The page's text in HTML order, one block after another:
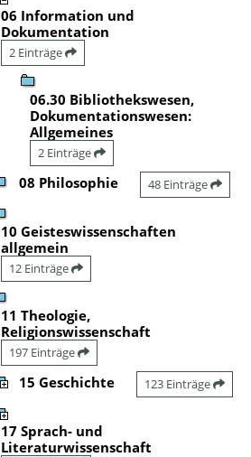
06 Information und
Dokumentation
2 Einträge
06.30 Bibliothekswesen,
Dokumentationswesen:
Allgemeines
2 Einträge
08 Philosophie 48 Einträge
10 Geisteswissenschaften
allgemein
12 Einträge
11 Theologie,
Religionswissenschaft
197 Einträge
15 Geschichte 123 Einträge
17 Sprach- und
Literaturwissenschaft